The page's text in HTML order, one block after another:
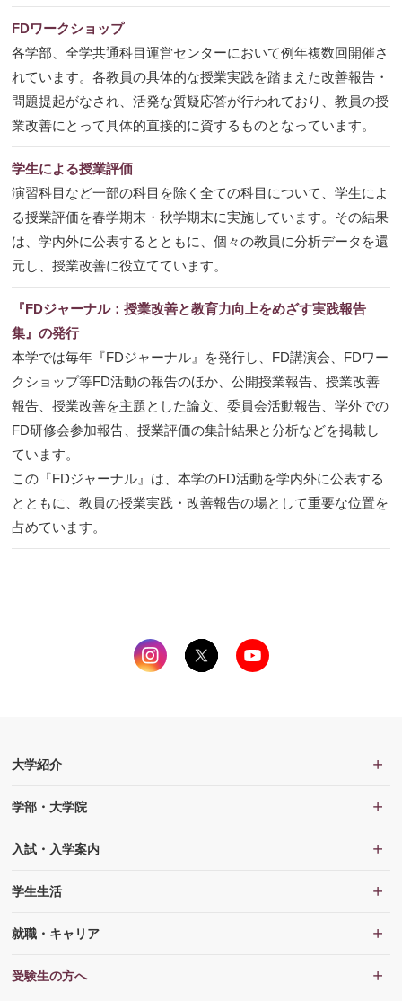
FDワークショップ
各学部、全学共通科目運営センターにおいて例年複数回開催さ
れています。各教員の具体的な授業実践を踏まえた改善報告・
問題提起がなされ、活発な質疑応答が行われており、教員の授
業改善にとって具体的直接的に資するものとなっています。
学生による授業評価
演習科目など一部の科目を除く全ての科目について、学生によ
る授業評価を春学期末・秋学期末に実施しています。その結果
は、学内外に公表するとともに、個々の教員に分析データを還
元し、授業改善に役立てています。
『FDジャーナル：授業改善と教育力向上をめざす実践報告
集』の発行
本学では毎年『FDジャーナル』を発行し、FD講演会、FDワー
クショップ等FD活動の報告のほか、公開授業報告、授業改善
報告、授業改善を主題とした論文、委員会活動報告、学外での
FD研修会参加報告、授業評価の集計結果と分析などを掲載し
ています。
この『FDジャーナル』は、本学のFD活動を学内外に公表する
とともに、教員の授業実践・改善報告の場として重要な位置を
占めています。
大学紹介
学部・大学院
入試・入学案内
学生生活
就職・キャリア
受験生の方へ